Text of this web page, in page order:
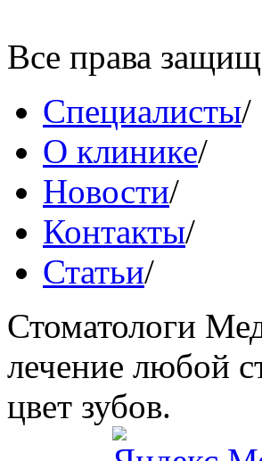
Все права
Специалисты/
О клинике/
Новости/
Контакты/
Статьи/
Стоматологи
лечение любой
цвет зубов.